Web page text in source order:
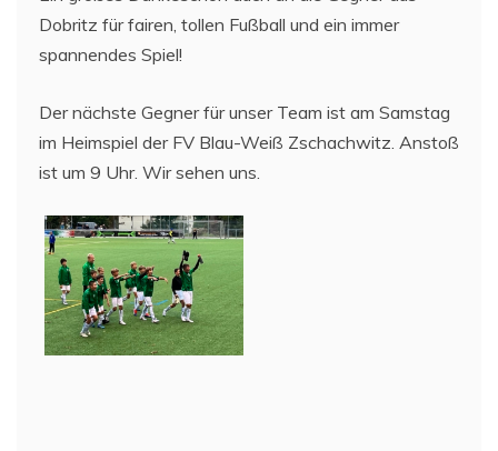
Dobritz für fairen, tollen Fußball und ein immer
spannendes Spiel!
Der nächste Gegner für unser Team ist am Samstag
im Heimspiel der FV Blau-Weiß Zschachwitz. Anstoß
ist um 9 Uhr. Wir sehen uns.